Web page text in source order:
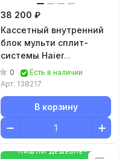
38 200 ₽
Кассетный внутренний
блок мульти сплит-
системы Haier
AB35S2SC1FA
0
Есть в наличии
Арт. 138217
В корзину
НАШЛИ ДЕШЕВЛЕ-